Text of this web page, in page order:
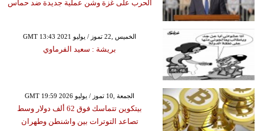
الحرب على غزة وشن عملية جديدة ضد حماس
GMT 13:43 2021 الخميس ,22 تموز / يوليو
بريشة : سعيد الفرماوي
GMT 19:59 2026 الجمعة ,10 تموز / يوليو
بيتكوين تتماسك فوق 62 ألف دولار وسط
تصاعد التوترات بين واشنطن وطهران